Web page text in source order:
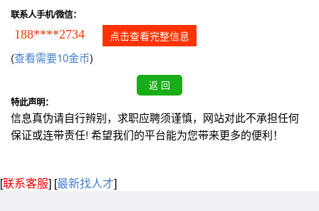
联系人手机/微信：
188****2734 点击查看完整信息
(查看需要10金币)
特此声明：
信息真伪请自行辨别，求职应聘须谨慎，网站对此不承担任何
保证或连带责任! 希望我们的平台能为您带来更多的便利！
[联系客服] [最新找人才]